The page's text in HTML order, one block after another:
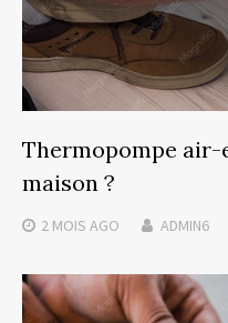
Thermopompe
maison ?
2 MOIS AGO ADMIN6